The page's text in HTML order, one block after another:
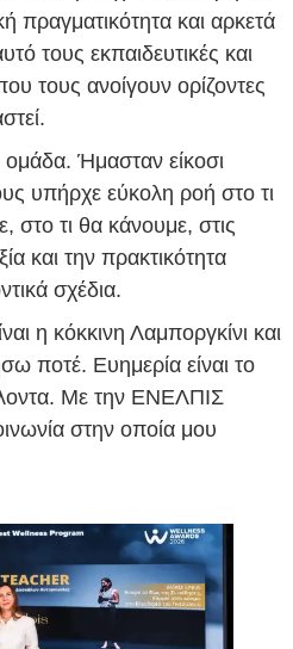
πραγματικότητα και αρκετά
τους εκπαιδευτικές και
τους ανοίγουν ορίζοντες
Ήμασταν είκοσι
υπήρχε εύκολη ροή στο τι
στο τι θα κάνουμε, στις
και την πρακτικότητα
σχέδια.
η κόκκινη Λαμποργκίνι και
ποτέ. Ευημερία είναι το
Με την ΕΝΕΛΠΙΣ
στην οποία μου